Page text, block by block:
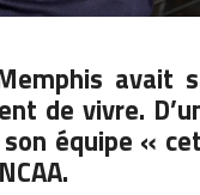
avait
de vivre.
équipe «